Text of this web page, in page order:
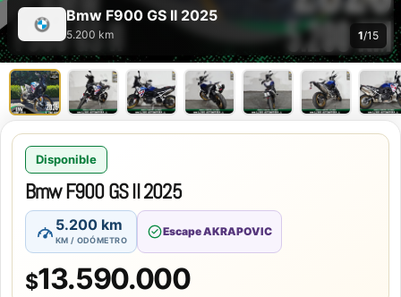
Bmw F900 GS II 2025
5.200 km 1/15
Disponible
Bmw F900 GS II 2025
5.200 km
KM / ODÓMETRO
Escape AKRAPOVIC
$13.590.000